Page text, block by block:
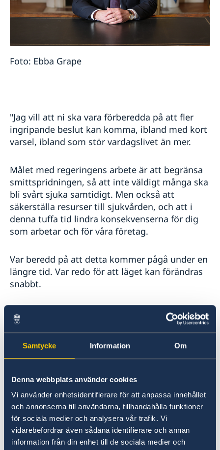
Samtycke Information Om
Denna webbplats använder cookies
Vi använder enhetsidentifierare för att anpassa innehållet
och annonserna till användarna, tillhandahålla funktioner
för sociala medier och analysera vår trafik. Vi
vidarebefordrar även sådana identifierare och annan
information från din enhet till de sociala medier och
Foto: Ebba Grape
"Jag vill att ni ska vara förberedda på att fler
ingripande beslut kan komma, ibland med kort
varsel, ibland som stör vardagslivet än mer.
Målet med regeringens arbete är att begränsa
smittspridningen, så att inte väldigt många ska
bli svårt sjuka samtidigt. Men också att
säkerställa resurser till sjukvården, och att i
denna tuffa tid lindra konsekvenserna för dig
som arbetar och för våra företag.
Var beredd på att detta kommer pågå under en
längre tid. Var redo för att läget kan förändras
snabbt.
Men du ska också veta att vi som samhälle
möter denna kris med hela vår samlade styrka.
Nu har vi alla ett stort eget ansvar.
Det kommer några få, avgörande stunder i livet
då du måste göra uppoffringar inte bara för din
egen skull utan också för att ta ansvar för din
omgivning, för dina medmänniskor, och för vårt
land.